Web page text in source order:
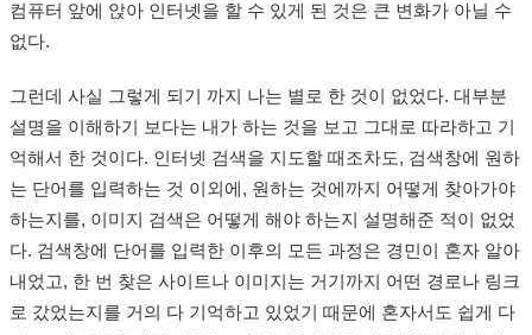
컴퓨터 앞에 앉아 인터넷을 할 수 있게 된 것은 큰 변화가 아닐 수
없다.
그런데 사실 그렇게 되기 까지 나는 별로 한 것이 없었다. 대부분
설명을 이해하기 보다는 내가 하는 것을 보고 그대로 따라하고 기
억해서 한 것이다. 인터넷 검색을 지도할 때조차도, 검색창에 원하
는 단어를 입력하는 것 이외에, 원하는 것에까지 어떻게 찾아가야
하는지를, 이미지 검색은 어떻게 해야 하는지 설명해준 적이 없었
다. 검색창에 단어를 입력한 이후의 모든 과정은 경민이 혼자 알아
내었고, 한 번 찾은 사이트나 이미지는 거기까지 어떤 경로나 링크
로 갔었는지를 거의 다 기억하고 있었기 때문에 혼자서도 쉽게 다